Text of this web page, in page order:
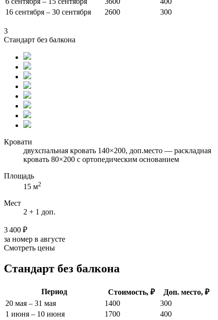
16 сентября – 30 сентября
2600 300
3
Стандарт без балкона
Кровати
двухспальная кровать 140×200, доп.место — раскладная
кровать 80×200 с ортопедическим основанием
Площадь
15 м2
Мест
2 + 1 доп.
3 400 ₽
за номер в августе
Смотреть цены
Стандарт без балкона
Период Стоимость, ₽
Доп. место, ₽
20 мая – 31 мая
1400
300
1 июня – 10 июня
1700
400